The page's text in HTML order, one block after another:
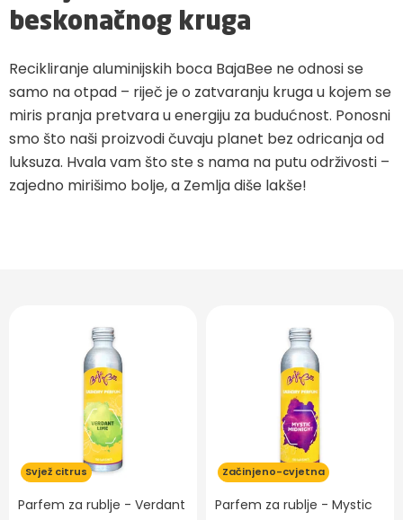
beskonačnog kruga
Recikliranje aluminijskih boca BajaBee ne odnosi se
samo na otpad – riječ je o zatvaranju kruga u kojem se
miris pranja pretvara u energiju za budućnost. Ponosni
smo što naši proizvodi čuvaju planet bez odricanja od
luksuza. Hvala vam što ste s nama na putu održivosti –
zajedno mirišimo bolje, a Zemlja diše lakše!
Svjež citrus
Parfem za rublje - Verdant
Začinjeno-cvjetna
Parfem za rublje - Mystic